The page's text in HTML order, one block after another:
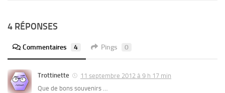
4 RÉPONSES
Commentaires 4 Pings 0
Trottinette
11 septembre 2012 à 9 h 17 min
Que de bons souvenirs …